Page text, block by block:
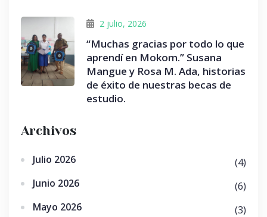
2 julio, 2026
“Muchas gracias por todo lo que
aprendí en Mokom.” Susana
Mangue y Rosa M. Ada, historias
de éxito de nuestras becas de
estudio.
Archivos
Julio 2026
(4)
Junio 2026
(6)
Mayo 2026
(3)